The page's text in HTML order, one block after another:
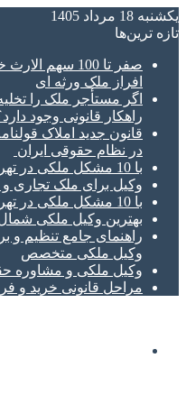
یکشنبه 18 مرداد 1405
تازه‌ ترین‌ها
صفر تا 100
افراز ملک ورثه ای
اگر مستأجر ملک را
راهکار قانونی وجود
قانون جدید املاک
در نظام حقوقی ایران
با 10 مشکل ملکی در تهران آشنا شوید | راه حل‌ها کدامند؟
وکیل برای ملک تجاری
با 10 مشکل ملکی در تهران آشنا شوید | راه حل‌ها کدامند؟
بهترین وکیل ملکی
راهنمای جامع تنظیم و
وکیل ملکی متخصص
وکیل ملکی و مشاوره
مراحل قانونی خرید و